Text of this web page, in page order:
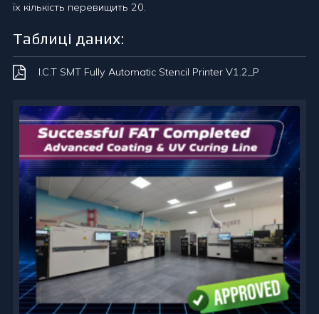
їх кількість перевищить 20.
Таблиці даних:
I.C.T SMT Fully Automatic Stencil Printer V1.2_P